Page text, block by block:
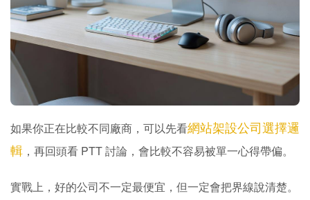
如果你正在比較不同廠商，可以先看網站架設公司選擇邏
輯 ，再回頭看 PTT 討論，會比較不容易被單一心得帶偏。
實戰上，好的公司不一定最便宜，但一定會把界線說清楚。